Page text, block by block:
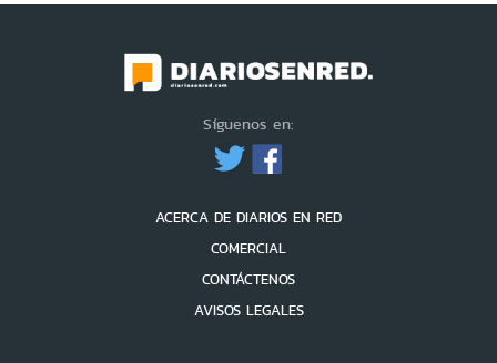
Síguenos en:
ACERCA DE DIARIOS EN RED
COMERCIAL
CONTÁCTENOS
AVISOS LEGALES